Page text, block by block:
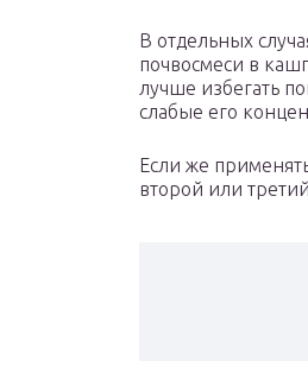
В отдельных
почвосмеси в
лучше избегать
слабые его
Если же
второй или